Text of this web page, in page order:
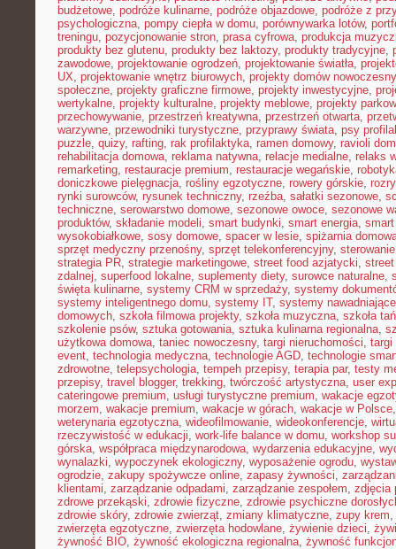
budżetowe, podróże kulinarne, podróże objazdowe, podróże z
psychologiczna, pompy ciepła w domu, porównywarka lotów,
treningu, pozycjonowanie stron, prasa cyfrowa, produkcja
produkty bez glutenu, produkty bez laktozy, produkty tradycyjne,
zawodowe, projektowanie ogrodzeń, projektowanie światła,
UX, projektowanie wnętrz biurowych, projekty domów
społeczne, projekty graficzne firmowe, projekty inwestycyjne,
wertykalne, projekty kulturalne, projekty meblowe, projekty
przechowywanie, przestrzeń kreatywna, przestrzeń otwarta,
warzywne, przewodniki turystyczne, przyprawy świata, psy
puzzle, quizy, rafting, rak profilaktyka, ramen domowy, ravioli
rehabilitacja domowa, reklama natywna, relacje medialne, relaks
remarketing, restauracje premium, restauracje wegańskie,
doniczkowe pielęgnacja, rośliny egzotyczne, rowery górskie,
rynki surowców, rysunek techniczny, rzeźba, sałatki sezonowe,
techniczne, serowarstwo domowe, sezonowe owoce, sezonowe
produktów, składanie modeli, smart budynki, smart energia,
wysokobiałkowe, sosy domowe, spacer w lesie, spiżarnia
sprzęt medyczny przenośny, sprzęt telekonferencyjny,
strategia PR, strategie marketingowe, street food azjatycki, street
zdalnej, superfood lokalne, suplementy diety, surowce naturalne,
święta kulinarne, systemy CRM w sprzedaży, systemy
systemy inteligentnego domu, systemy IT, systemy nawadniające
domowych, szkoła filmowa projekty, szkoła muzyczna, szkoła
szkolenie psów, sztuka gotowania, sztuka kulinarna regionalna,
użytkowa domowa, taniec nowoczesny, targi nieruchomości, targi
event, technologia medyczna, technologie AGD, technologie
zdrowotne, telepsychologia, tempeh przepisy, terapia par, testy
przepisy, travel blogger, trekking, twórczość artystyczna, user
cateringowe premium, usługi turystyczne premium, wakacje
morzem, wakacje premium, wakacje w górach, wakacje w Polsce
weterynaria egzotyczna, wideofilmowanie, wideokonferencje,
rzeczywistość w edukacji, work-life balance w domu, workshop
górska, współpraca międzynarodowa, wydarzenia edukacyjne,
wynalazki, wypoczynek ekologiczny, wyposażenie ogrodu,
ogrodzie, zakupy spożywcze online, zapasy żywności,
klientami, zarządzanie odpadami, zarządzanie zespołem, zdjęcia
zdrowe przekąski, zdrowie fizyczne, zdrowie psychiczne
zdrowie skóry, zdrowie zwierząt, zmiany klimatyczne, zupy krem,
zwierzęta egzotyczne, zwierzęta hodowlane, żywienie dzieci,
żywność BIO, żywność ekologiczna regionalna, żywność